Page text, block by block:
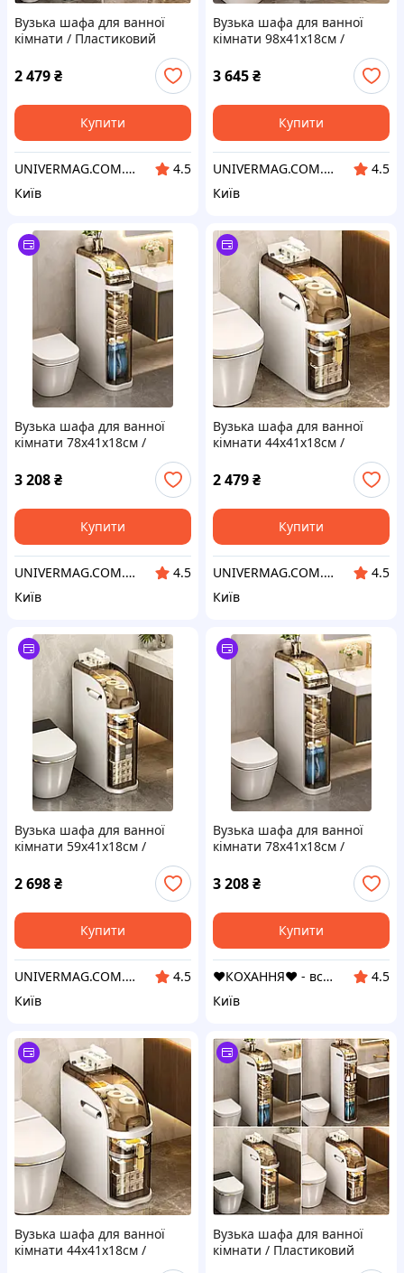
Вузька шафа для ванної
кімнати / Пластиковий
2 479₴
Купити
UNIVERMAG.COM.UA - товари для дому та відпочинку
4.5
Київ
Вузька шафа для ванної
кімнати 98х41х18см /
колесах
3 645₴
Купити
UNIVERMAG.COM.UA - товари для дому та відпочинку
4.5
Київ
Вузька шафа для ванної
кімнати 78х41х18см /
колесах
3 208₴
Купити
UNIVERMAG.COM.UA - товари для дому та відпочинку
4.5
Київ
Вузька шафа для ванної
кімнати 44х41х18см /
колесах
2 479₴
Купити
UNIVERMAG.COM.UA - товари для дому та відпочинку
4.5
Київ
Вузька шафа для ванної
кімнати 59х41х18см /
колесах
2 698₴
Купити
UNIVERMAG.COM.UA - товари для дому та відпочинку
4.5
Київ
Вузька шафа для ванної
кімнати 78х41х18см /
колесах
3 208₴
Купити
❤️КОХАННЯ❤️ - все для кохання та товари для дому
4.5
Київ
Вузька шафа для ванної
кімнати 44х41х18см /
Вузька шафа для ванної
кімнати / Пластиковий